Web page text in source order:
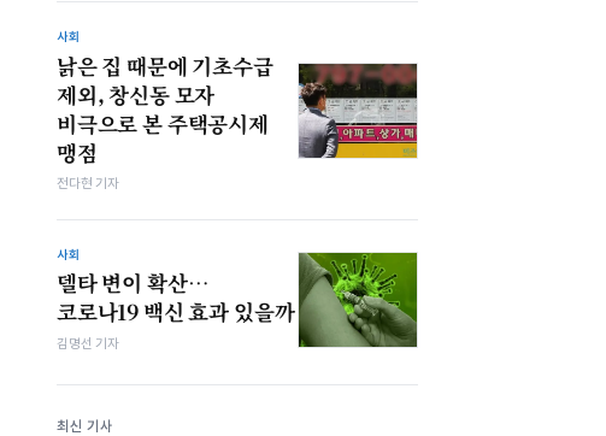
사회
낡은 집 때문에 기초수급
제외, 창신동 모자
비극으로 본 주택공시제
맹점
전다현 기자
사회
델타 변이 확산…
코로나19 백신 효과 있을까
김명선 기자
최신 기사